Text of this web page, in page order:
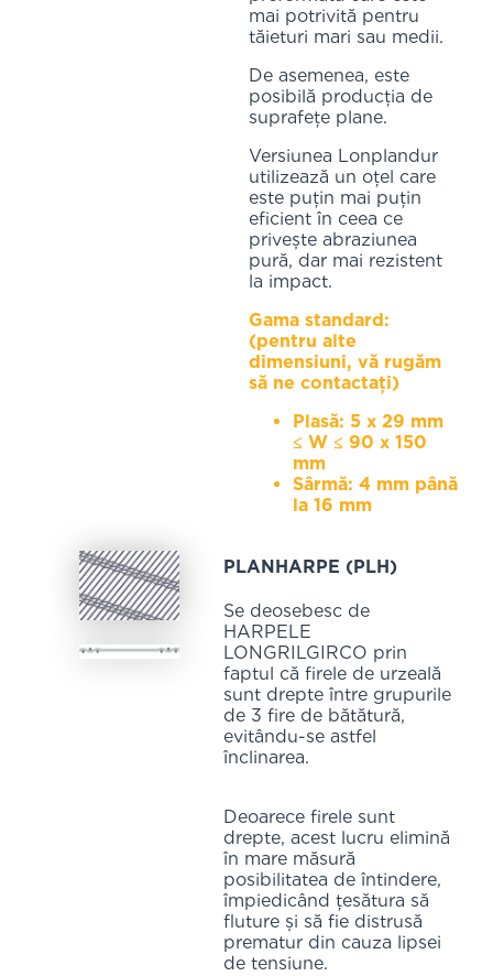
mai potrivită pentru
tăieturi mari sau medii.
De asemenea, este
posibilă producția de
suprafețe plane.
Versiunea Lonplandur
utilizează un oțel care
este puțin mai puțin
eficient în ceea ce
privește abraziunea
pură, dar mai rezistent
la impact.
Gama standard:
(pentru alte
dimensiuni, vă rugăm
să ne contactați)
Plasă: 5 x 29 mm
≤ W ≤ 90 x 150
mm
Sârmă: 4 mm până
la 16 mm
PLANHARPE (PLH)
Se deosebesc de
HARPELE
LONGRILGIRCO prin
faptul că firele de urzeală
sunt drepte între grupurile
de 3 fire de bătătură,
evitându-se astfel
înclinarea.
Deoarece firele sunt
drepte, acest lucru elimină
în mare măsură
posibilitatea de întindere,
împiedicând țesătura să
fluture și să fie distrusă
prematur din cauza lipsei
de tensiune.